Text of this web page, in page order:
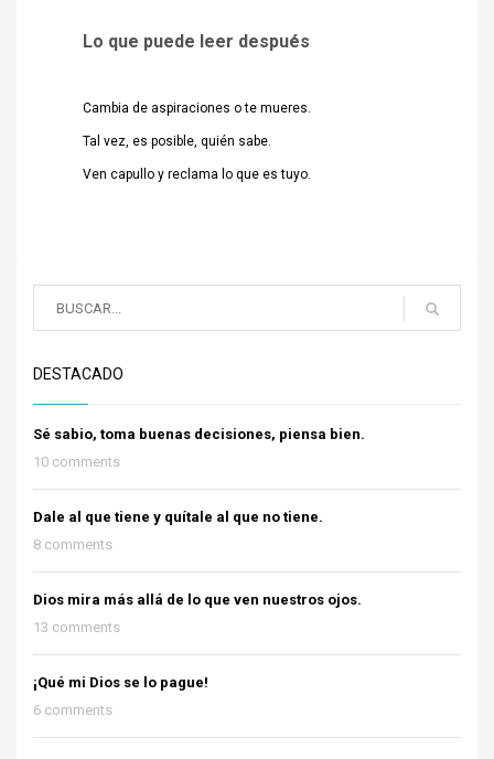
Lo que puede leer después
Cambia de aspiraciones o te mueres.
Tal vez, es posible, quién sabe.
Ven capullo y reclama lo que es tuyo.
DESTACADO
Sé sabio, toma buenas decisiones, piensa bien.
10 comments
Dale al que tiene y quítale al que no tiene.
8 comments
Dios mira más allá de lo que ven nuestros ojos.
13 comments
¡Qué mi Dios se lo pague!
6 comments